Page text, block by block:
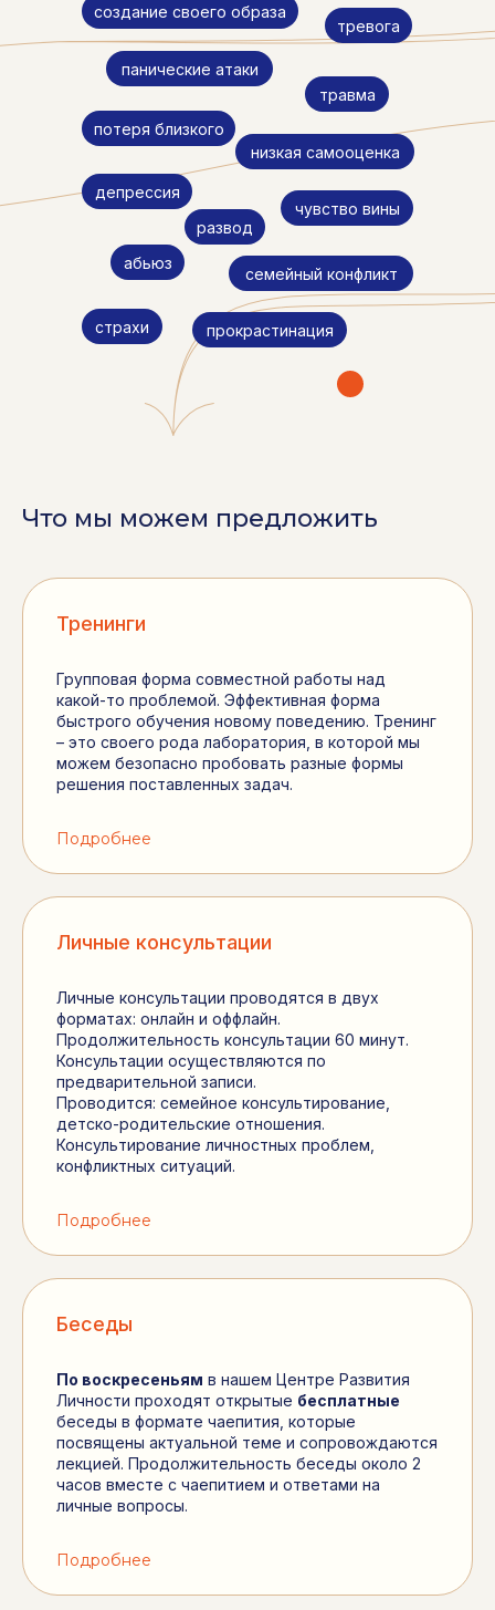
тревога
страхи
абьюз
травма
депрессия
чувство вины
потеря близкого
создание своего образа
панические атаки
прокрастинация
развод
низкая самооценка
семейный конфликт
Что мы можем предложить
Тренинги
Групповая форма совместной работы над
какой-то проблемой. Эффективная форма
быстрого обучения новому поведению. Тренинг
– это своего рода лаборатория, в которой мы
можем безопасно пробовать разные формы
решения поставленных задач.
Подробнее
Личные консультации
Личные консультации проводятся в двух
форматах: онлайн и оффлайн.
Продолжительность консультации 60 минут.
Консультации осуществляются по
предварительной записи.
Проводится: семейное консультирование,
детско-родительские отношения.
Консультирование личностных проблем,
конфликтных ситуаций.
Подробнее
Беседы
По воскресеньям в нашем Центре Развития
Личности проходят открытые бесплатные
беседы в формате чаепития, которые
посвящены актуальной теме и сопровождаются
лекцией. Продолжительность беседы около 2
часов вместе с чаепитием и ответами на
личные вопросы.
Подробнее